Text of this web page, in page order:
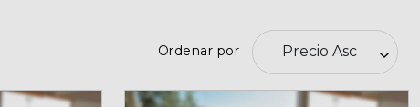
Ordenar por